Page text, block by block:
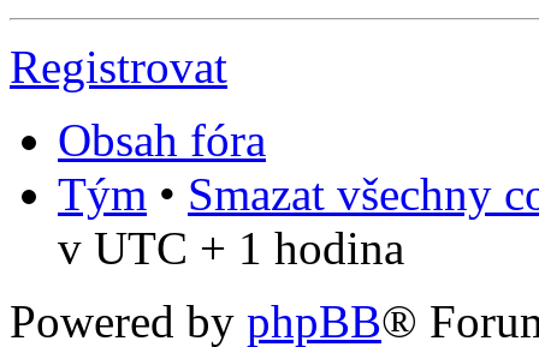
Registrovat
Obsah fóra
Tým • Smazat všechny
v UTC + 1 hodina
Powered by phpBB®